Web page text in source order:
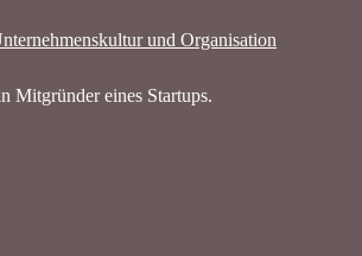
und Organisation
Mitgründer eines Startups.